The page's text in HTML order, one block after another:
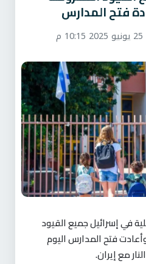
فتح المدارس
في إسرائيل جميع القيود
فتح المدارس اليوم
مع إيران.